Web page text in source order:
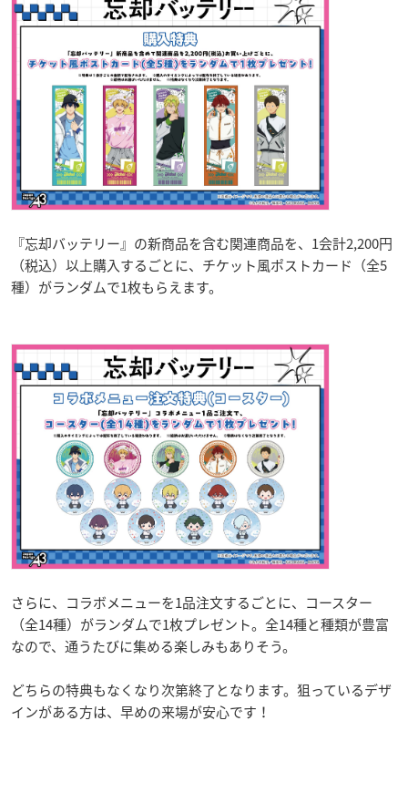
『忘却バッテリー』の新商品を含む関連商品を、1会計2,200円
（税込）以上購入するごとに、チケット風ポストカード（全5
種）がランダムで1枚もらえます。
さらに、コラボメニューを1品注文するごとに、コースター
（全14種）がランダムで1枚プレゼント。全14種と種類が豊富
なので、通うたびに集める楽しみもありそう。
どちらの特典もなくなり次第終了となります。狙っているデザ
インがある方は、早めの来場が安心です！